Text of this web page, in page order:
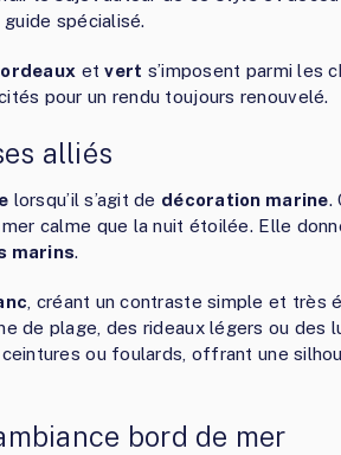
guide spécialisé.
etvert s’imposent parmi les
pour un rendu toujours renouvelé.
alliés
lorsqu’il s’agit de décoration marine.
calme que la nuit étoilée. Elle
marins.
, créant un contraste simple et très
de plage, des rideaux légers ou des
ou foulards, offrant une
bord de mer